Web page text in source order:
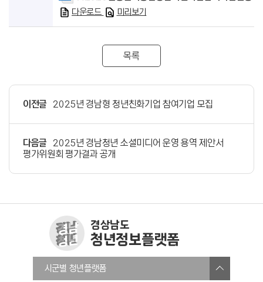
다운로드 미리보기
목록
이전글 2025년 경남형 청년친화기업 참여기업 모집
다음글
2025년 경남청년 소셜미디어 운영 용역 제안서
평가위원회 평가결과 공개
경상남도
청년정보플랫폼
창원청년정보플랫폼
진주시청년온라인플랫폼
시군별 청년플랫폼